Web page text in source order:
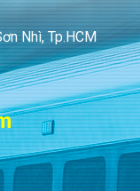
Nhì, Tp.HCM